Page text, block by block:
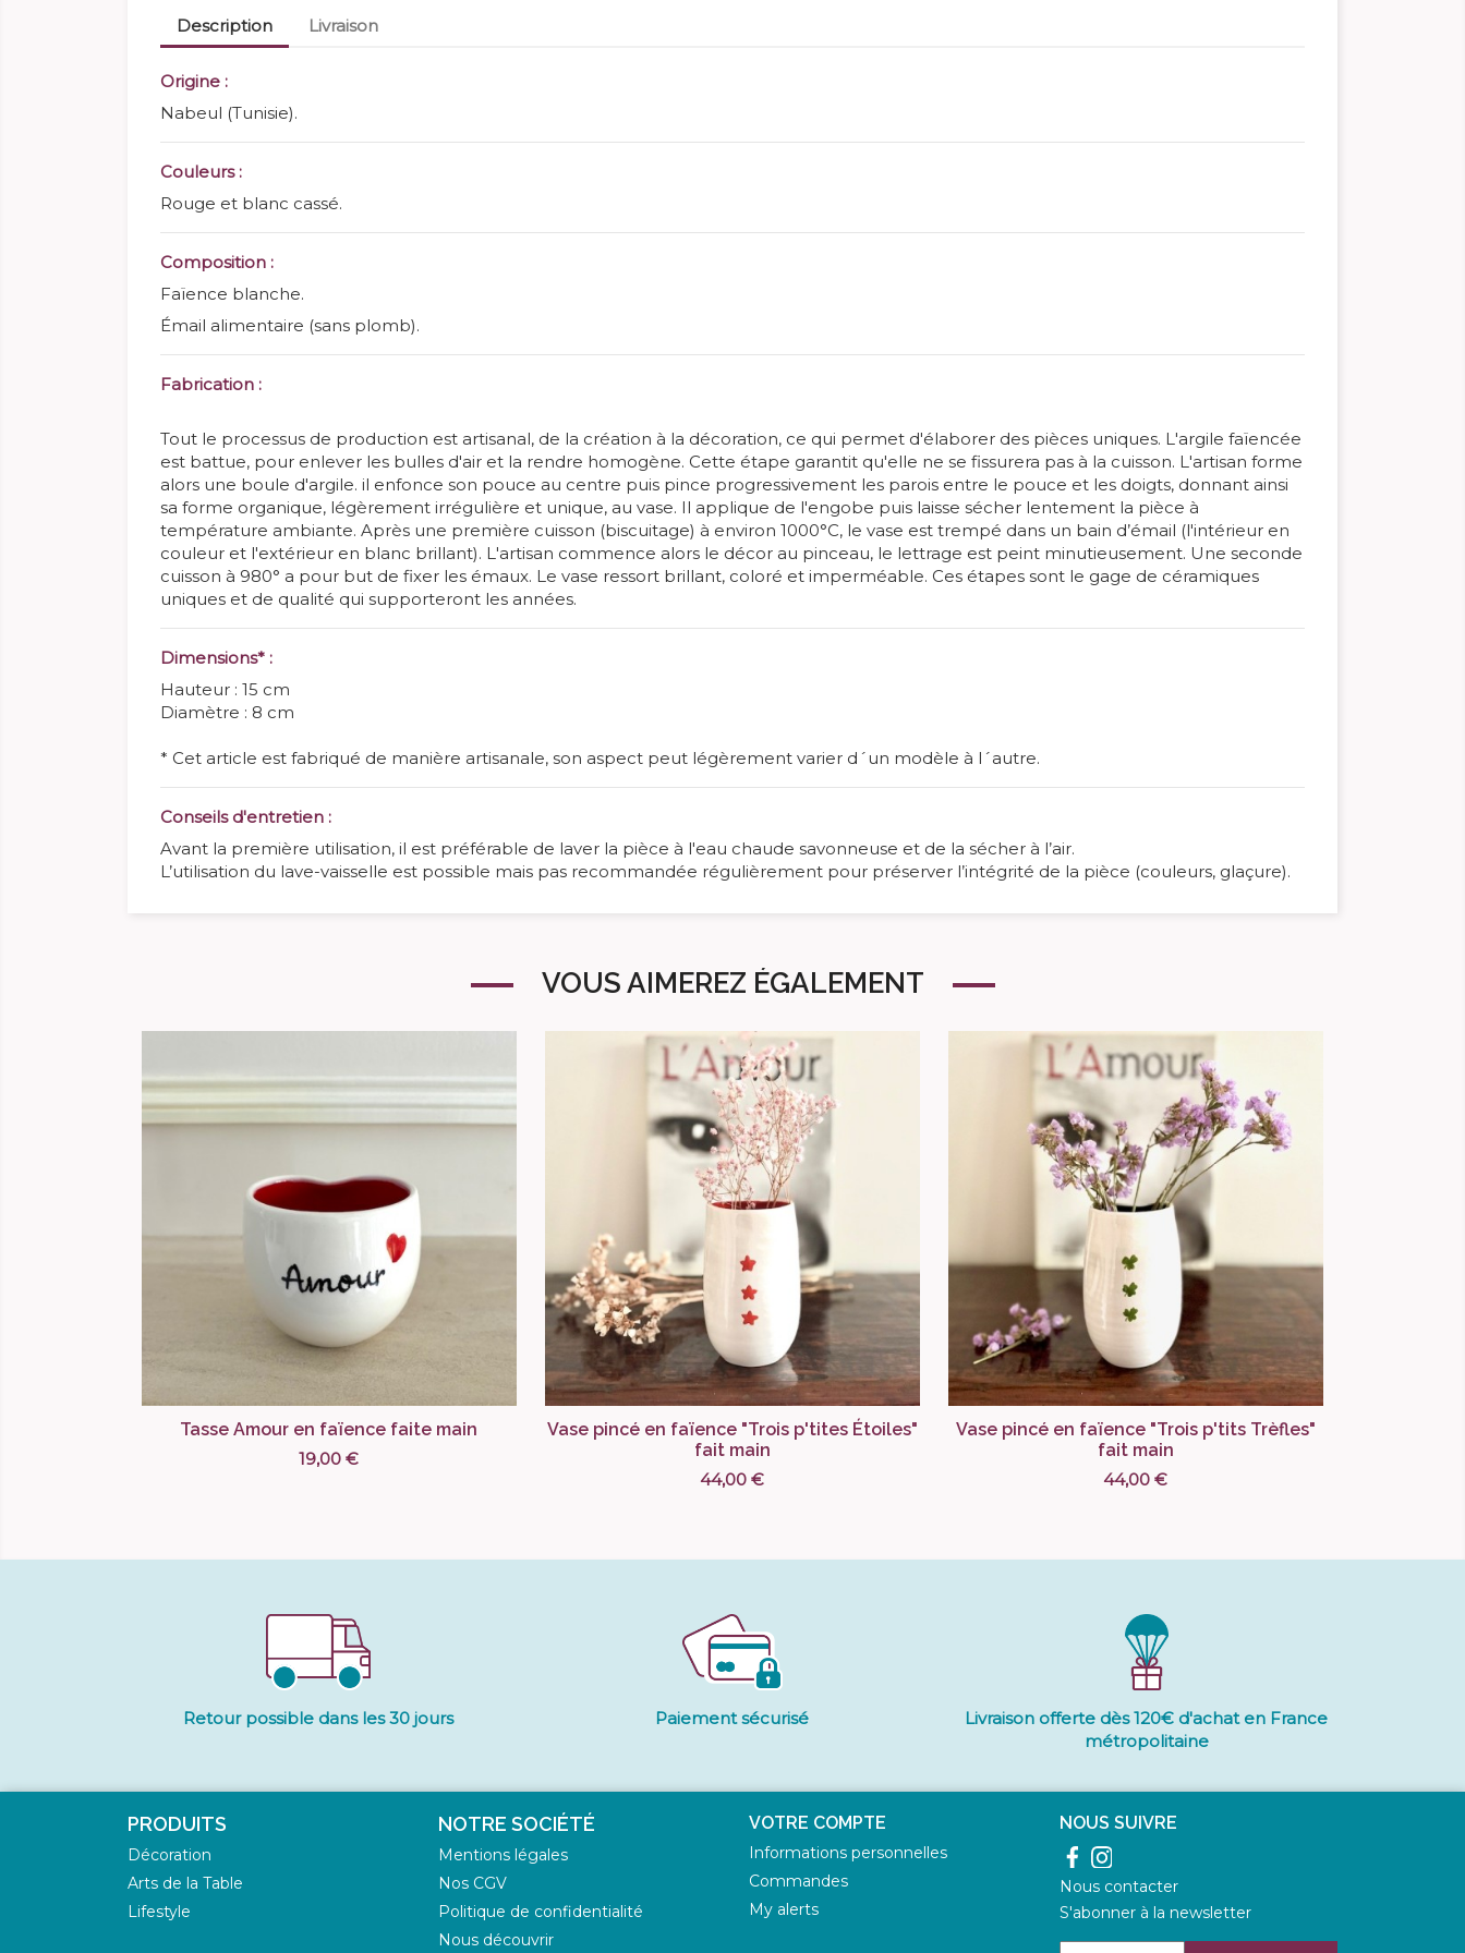
Description Livraison
Origine :
Nabeul (Tunisie).
Couleurs :
Rouge et blanc cassé.
Composition :
Faïence blanche.
Émail alimentaire (sans plomb).
Fabrication :
Tout le processus de production est artisanal, de la création à la décoration, ce qui permet d'élaborer des pièces uniques. L'argile faïencée
est battue, pour enlever les bulles d'air et la rendre homogène. Cette étape garantit qu'elle ne se fissurera pas à la cuisson. L'artisan forme
alors une boule d'argile. il enfonce son pouce au centre puis pince progressivement les parois entre le pouce et les doigts, donnant ainsi
sa forme organique, légèrement irrégulière et unique, au vase. Il applique de l'engobe puis laisse sécher lentement la pièce à
température ambiante. Après une première cuisson (biscuitage) à environ 1000°C, le vase est trempé dans un bain d’émail (l'intérieur en
couleur et l'extérieur en blanc brillant). L'artisan commence alors le décor au pinceau, le lettrage est peint minutieusement. Une seconde
cuisson à 980° a pour but de fixer les émaux. Le vase ressort brillant, coloré et imperméable. Ces étapes sont le gage de céramiques
uniques et de qualité qui supporteront les années.
Dimensions* :
Hauteur : 15 cm
Diamètre : 8 cm
* Cet article est fabriqué de manière artisanale, son aspect peut légèrement varier d´un modèle à l´autre.
Conseils d'entretien :
Avant la première utilisation, il est préférable de laver la pièce à l'eau chaude savonneuse et de la sécher à l’air.
L’utilisation du lave-vaisselle est possible mais pas recommandée régulièrement pour préserver l’intégrité de la pièce (couleurs, glaçure).
VOUS AIMEREZ ÉGALEMENT
Tasse Amour en faïence faite main
19,00 €
Vase pincé en faïence "Trois p'tites Étoiles"
fait main
44,00 €
Vase pincé en faïence "Trois p'tits Trèfles"
fait main
44,00 €
Retour possible dans les 30 jours Paiement sécurisé
Livraison offerte dès 120€ d'achat en France
métropolitaine
PRODUITS
Décoration
Arts de la Table
Lifestyle
NOTRE SOCIÉTÉ
Mentions légales
Nos CGV
Politique de confidentialité
Nous découvrir
VOTRE COMPTE
Informations personnelles
Commandes
My alerts
NOUS SUIVRE
Facebook
Nous contacter
S'abonner à la newsletter